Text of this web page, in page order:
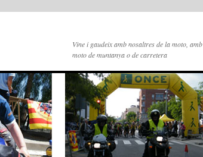
Vine i gaudeix amb nosaltres de la moto, amb
moto de muntanya o de carretera